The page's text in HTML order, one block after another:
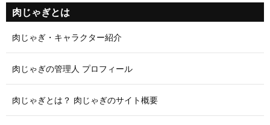
肉じゃぎとは
肉じゃぎ・キャラクター紹介
肉じゃぎの管理人 プロフィール
肉じゃぎとは？ 肉じゃぎのサイト概要